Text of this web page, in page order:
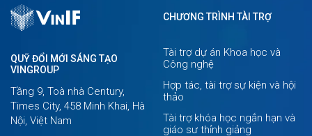
QUỸ ĐỔI MỚI SÁNG TẠO
VINGROUP
Tầng 9, Toà nhà Century,
Times City, 458 Minh Khai, Hà
Nội, Việt Nam
CHƯƠNG TRÌNH TÀI TRỢ
Tài trợ dự án Khoa học và
Công nghệ
Hợp tác, tài trợ sự kiện và hội
thảo
Tài trợ khóa học ngắn hạn và
giáo sư thỉnh giảng